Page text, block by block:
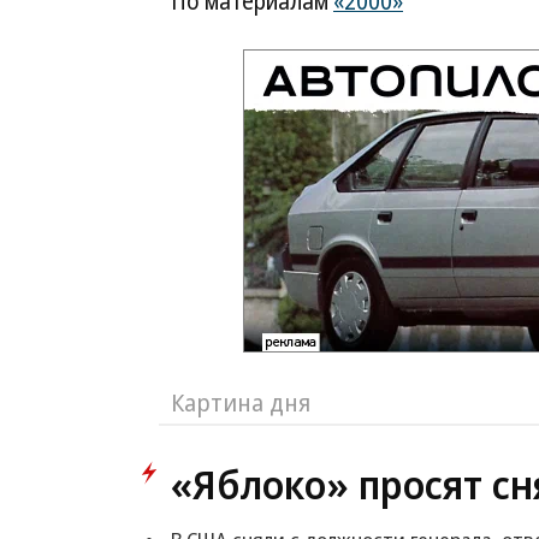
Картина дня
«Яблоко» просят